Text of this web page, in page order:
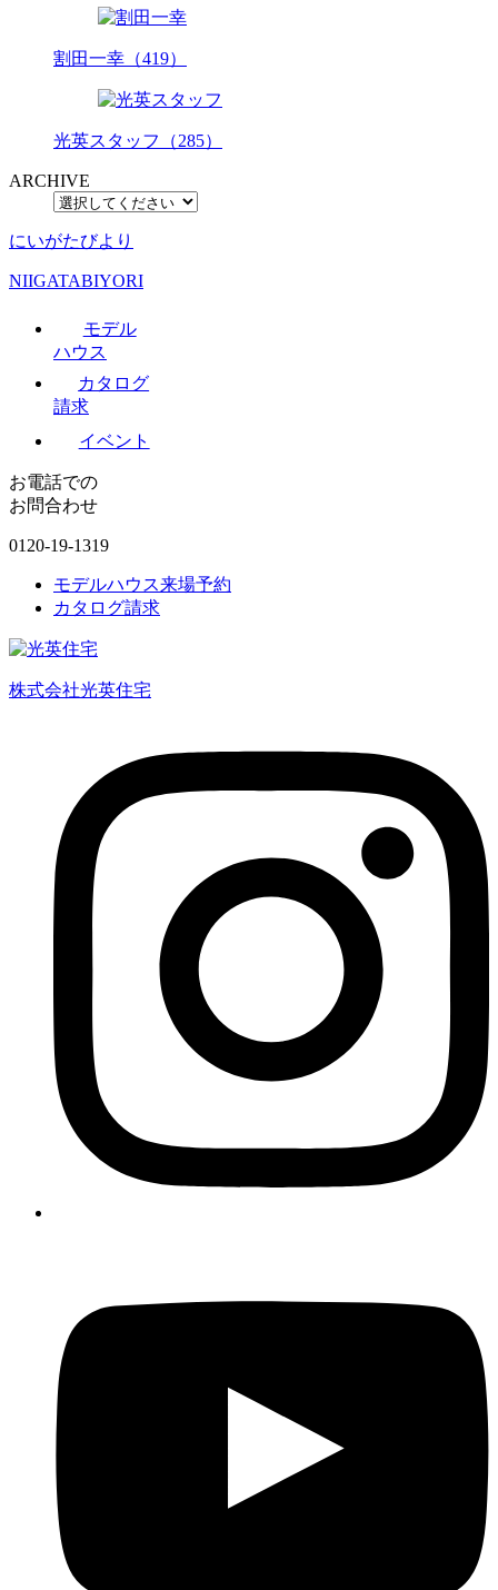
割田一幸（419）
光英スタッフ（285）
ARCHIVE
にいがたびより
NIIGATABIYORI
モデル
ハウス
カタログ
請求
イベント
お電話での
お問合わせ
0120-19-1319
モデルハウス来場予約
カタログ請求
株式会社光英住宅